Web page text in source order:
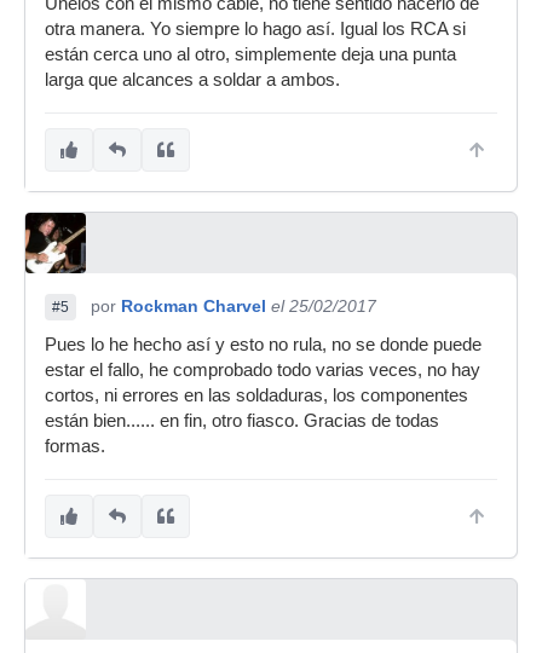
otra manera. Yo siempre lo hago así. Igual los RCA si
están cerca uno al otro, simplemente deja una punta
larga que alcances a soldar a ambos.
#5 por Rockman Charvel el 25/02/2017
Pues lo he hecho así y esto no rula, no se donde puede
estar el fallo, he comprobado todo varias veces, no hay
cortos, ni errores en las soldaduras, los componentes
están bien...... en fin, otro fiasco. Gracias de todas
formas.